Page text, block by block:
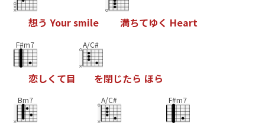
想う Yoursmile 満ちてゆく Heart
F#m7
恋しく て目
A/C#
を閉じたら ほら
Bm7 A/C# F#m7